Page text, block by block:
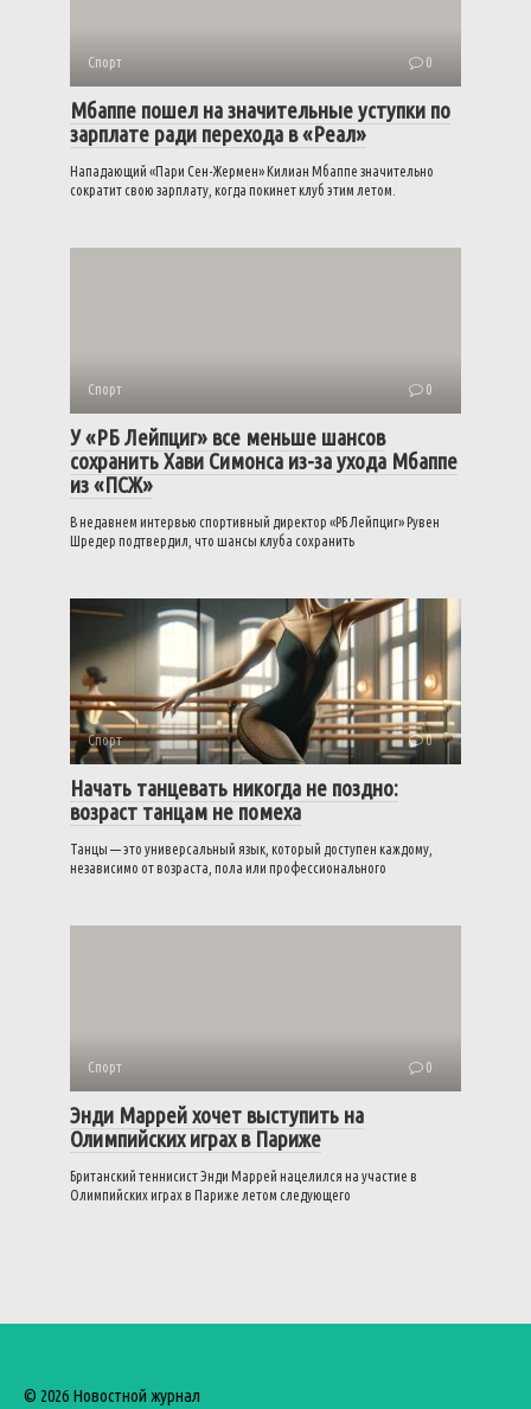
Спорт 0
Мбаппе пошел на значительные уступки по
зарплате ради перехода в «Реал»
Нападающий «Пари Сен-Жермен» Килиан Мбаппе значительно
сократит свою зарплату, когда покинет клуб этим летом.
Спорт 0
У «РБ Лейпциг» все меньше шансов
сохранить Хави Симонса из-за ухода Мбаппе
из «ПСЖ»
В недавнем интервью спортивный директор «РБ Лейпциг» Рувен
Шредер подтвердил, что шансы клуба сохранить
Спорт 0
Начать танцевать никогда не поздно:
возраст танцам не помеха
Танцы — это универсальный язык, который доступен каждому,
независимо от возраста, пола или профессионального
Спорт 0
Энди Маррей хочет выступить на
Олимпийских играх в Париже
Британский теннисист Энди Маррей нацелился на участие в
Олимпийских играх в Париже летом следующего
© 2026 Новостной журнал